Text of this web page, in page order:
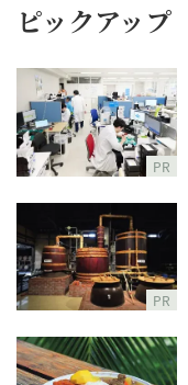
ピックアップ
PR
PR